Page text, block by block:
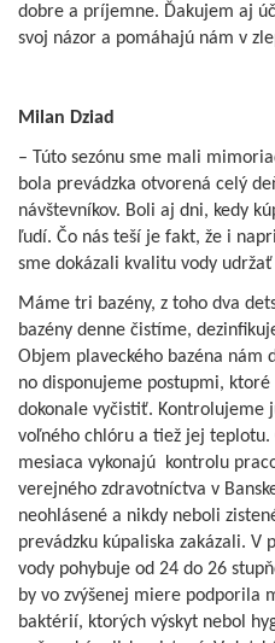
dobre a príjemne. Ďakujem aj
svoj názor a pomáhajú nám v
Milan Dziad
– Túto sezónu sme mali
bola prevádzka otvorená celý
návštevníkov. Boli aj dni, kedy
ľudí. Čo nás teší je fakt, že i
sme dokázali kvalitu vody
Máme tri bazény, z toho dva
bazény denne čistíme,
Objem plaveckého bazéna nám
no disponujeme postupmi, ktoré
dokonale vyčistiť. Kontrolujeme
voľného chlóru a tiež jej
mesiaca vykonajú kontrolu
verejného zdravotníctva v
neohlásené a nikdy neboli
prevádzku kúpaliska zakázali. V
vody pohybuje od 24 do 26
by vo zvýšenej miere podporila
baktérií, ktorých výskyt nebol